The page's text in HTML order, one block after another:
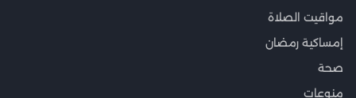
مواقيت الصلاة
إمساكية رمضان
صحة
منوعات